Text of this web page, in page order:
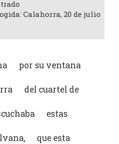
Calahorra, 20 de julio
por su ventana
del cuartel de
estas
que esta